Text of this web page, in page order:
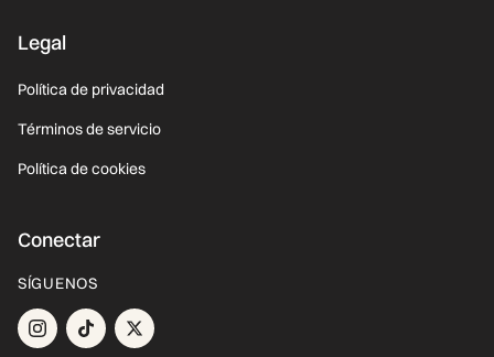
Legal
Política de privacidad
Términos de servicio
Política de cookies
Conectar
SÍGUENOS